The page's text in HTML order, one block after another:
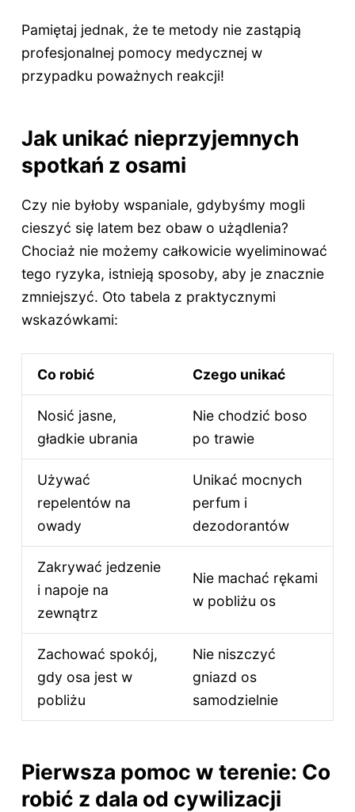
Pamiętaj jednak, że te metody nie zastąpią
profesjonalnej pomocy medycznej w
przypadku poważnych reakcji!
Jak unikać nieprzyjemnych
spotkań z osami
Czy nie byłoby wspaniale, gdybyśmy mogli
cieszyć się latem bez obaw o użądlenia?
Chociaż nie możemy całkowicie wyeliminować
tego ryzyka, istnieją sposoby, aby je znacznie
zmniejszyć. Oto tabela z praktycznymi
wskazówkami:
Co robić Czego unikać
Nosić jasne,
gładkie ubrania
Nie chodzić boso
po trawie
Używać
repelentów na
owady
Unikać mocnych
perfum i
dezodorantów
Zakrywać jedzenie
i napoje na
zewnątrz
Nie machać rękami
w pobliżu os
Zachować spokój,
gdy osa jest w
pobliżu
Nie niszczyć
gniazd os
samodzielnie
Pierwsza pomoc w terenie: Co
robić z dala od cywilizacji